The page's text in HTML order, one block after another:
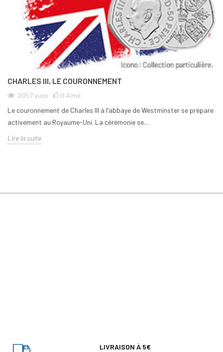
CHARLES III, LE COURONNEMENT
2057vues 0 Aimé
Le couronnement de Charles III à l’abbaye de Westminster se prépare
activement au Royaume-Uni. La cérémonie se...
Lire la suite
LIVRAISON À 5€